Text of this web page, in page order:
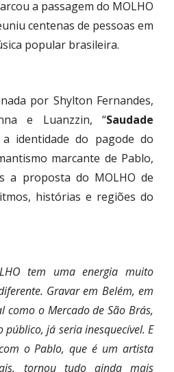
a passagem do MOLHO
centenas de pessoas em
popular brasileira.
por Shylton Fernandes,
e Luanzzin, “Saudade
identidade do pagode do
marcante de Pablo,
a proposta do MOLHO de
histórias e regiões do
tem uma energia muito
Gravar em Belém, em
o Mercado de São Brás,
já seria inesquecível. E
o Pablo, que é um artista
tornou tudo ainda mais